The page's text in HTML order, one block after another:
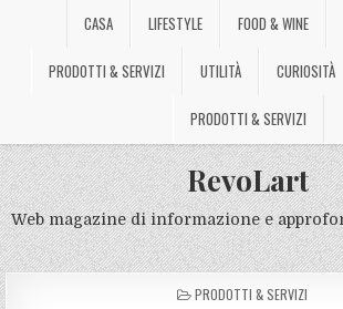
CASA LIFESTYLE FOOD & WINE
PRODOTTI & SERVIZI UTILITÀ CURIOSITÀ
PRODOTTI & SERVIZI
RevoLart
Web magazine di informazione e
POSTED
PRODOTTI & SERVIZI